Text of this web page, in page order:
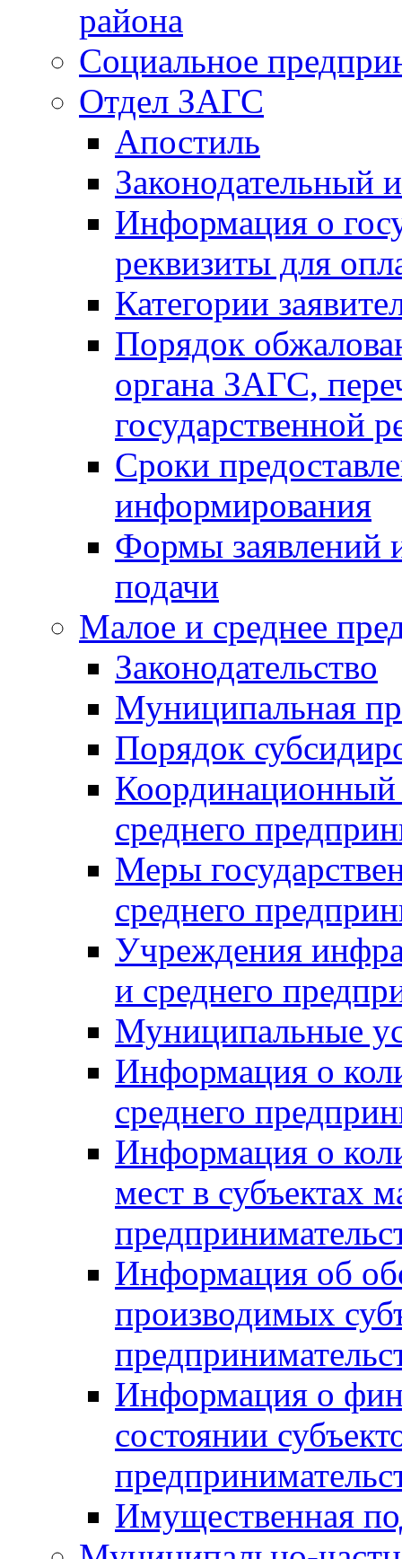
района
Социальное
Отдел ЗАГС
Апостиль
Законодательный
Информация о
реквизиты для
Категории
Порядок
органа ЗАГС,
государственной
Сроки
информирования
Формы заявлений
подачи
Малое и среднее
Законодательство
Муниципальная
Порядок
Координационный
среднего
Меры
среднего
Учреждения
и среднего
Муниципальные
Информация о
среднего
Информация о
мест в субъектах
Информация об
производимых
Информация о
состоянии
Имущественная